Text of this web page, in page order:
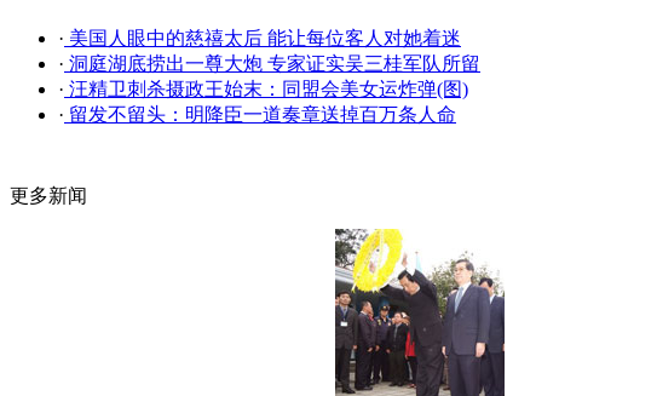
· 美国人眼中的慈禧太后 能让每位客人对她着迷
· 洞庭湖底捞出一尊大炮 专家证实吴三桂军队所留
· 汪精卫刺杀摄政王始末：同盟会美女运炸弹(图)
· 留发不留头：明降臣一道奏章送掉百万条人命
更多新闻